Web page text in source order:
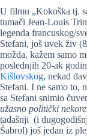
U filmu „Kokoška tj.
tumači Jean-Louis
legenda francuskog/
Stefani, još uvek živ
možda, kažem samo
poslednjih 20-ak
Kišlovskog, nekad
Stefani. I ne samo to,
sa Stefani snimio
užasno politički
tadašnji (i
Šabrol) još jedan iz